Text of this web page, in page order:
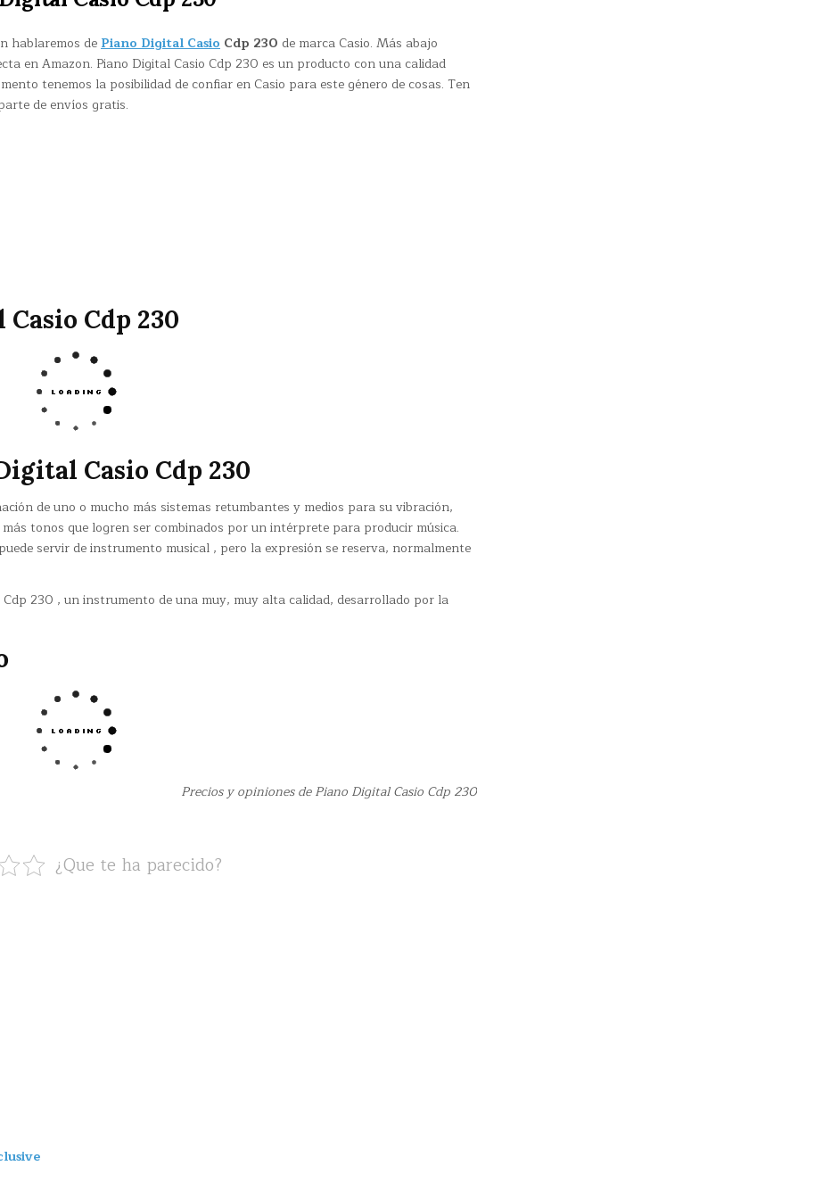
hablaremos dePiano Digital Casio Cdp 230 de marca Casio. Más abajo
en Amazon. Piano Digital Casio Cdp 230 es un producto con una calidad
tenemos la posibilidad de confiar en Casio para este género de cosas. Ten
de envíos gratis.
Cdp 230
Casio Cdp 230
de uno o mucho más sistemas retumbantes y medios para su vibración,
tonos que logren ser combinados por un intérprete para producir música.
servir de instrumento musical , pero la expresión se reserva, normalmente
230 , un instrumento de una muy, muy alta calidad, desarrollado por la
Precios y opiniones de Piano Digital Casio Cdp 230
¿Que te ha parecido?